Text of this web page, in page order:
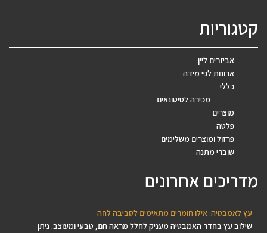
קטגוריות
אביזרים ליין
ארונות לפי מידה
כללי
מכירה לסיטונאים
מוצרים
פלטה
פרזול ומוצרים משלימים
שוברי מתנה
מדריכים אחרונים
עץ לאמבטיה: אילו חומרים מתאימים לסביבה לחה
שילוב עץ בחדר האמבטיה מעניק לחלל מראה חם, טבעי ומעוצב. ניתן